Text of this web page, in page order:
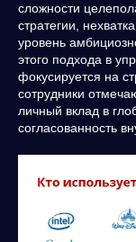
сложности
стратегии,
уровень
этого подхода в
фокусируется на
сотрудники
личный вклад в
согласованность